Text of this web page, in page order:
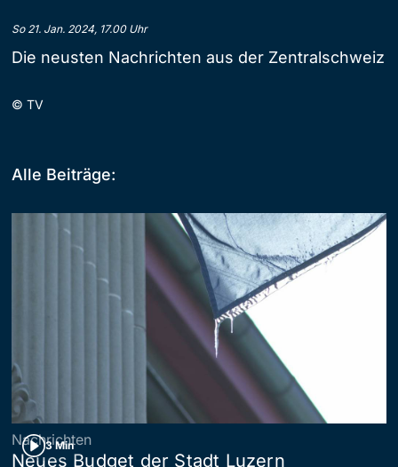
So 21. Jan. 2024, 17.00 Uhr
Die neusten Nachrichten aus der Zentralschweiz
© TV
Alle Beiträge:
3 Min
Nachrichten
Neues Budget der Stadt Luzern